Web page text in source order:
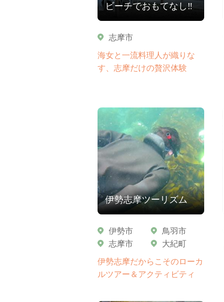
ビーチでおもてなし‼
志摩市
海女と一流料理人が織りな
す、志摩だけの贅沢体験
伊勢志摩ツーリズム
伊勢市
鳥羽市
志摩市
大紀町
伊勢志摩だからこそのローカ
ルツアー＆アクティビティ